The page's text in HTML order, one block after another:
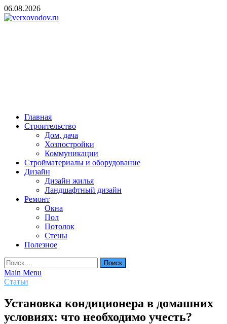
Skip
to
06.08.2026
Главная
Строительство
Дом, дача
Хозпостройки
Коммуникации
Стройматериалы и оборудование
Дизайн
Дизайн жилья
Ландшафтный дизайн
Ремонт
Окна
Пол
Потолок
Стены
Полезное
Найти:
Main Menu
Статьи
Установка кондиционера в домашних
условиях: что необходимо учесть?